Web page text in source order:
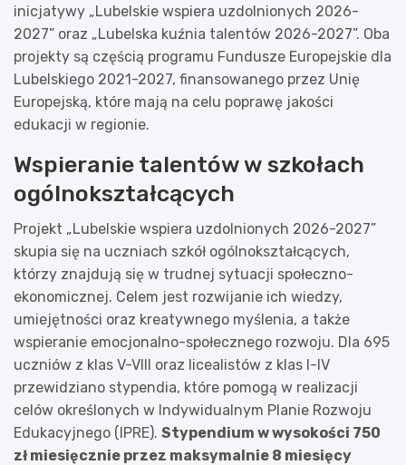
inicjatywy „Lubelskie wspiera uzdolnionych 2026-
2027” oraz „Lubelska kuźnia talentów 2026-2027”. Oba
projekty są częścią programu Fundusze Europejskie dla
Lubelskiego 2021-2027, finansowanego przez Unię
Europejską, które mają na celu poprawę jakości
edukacji w regionie.
Wspieranie talentów w szkołach
ogólnokształcących
Projekt „Lubelskie wspiera uzdolnionych 2026-2027”
skupia się na uczniach szkół ogólnokształcących,
którzy znajdują się w trudnej sytuacji społeczno-
ekonomicznej. Celem jest rozwijanie ich wiedzy,
umiejętności oraz kreatywnego myślenia, a także
wspieranie emocjonalno-społecznego rozwoju. Dla 695
uczniów z klas V-VIII oraz licealistów z klas I-IV
przewidziano stypendia, które pomogą w realizacji
celów określonych w Indywidualnym Planie Rozwoju
Edukacyjnego (IPRE). Stypendium w wysokości 750
zł miesięcznie przez maksymalnie 8 miesięcy